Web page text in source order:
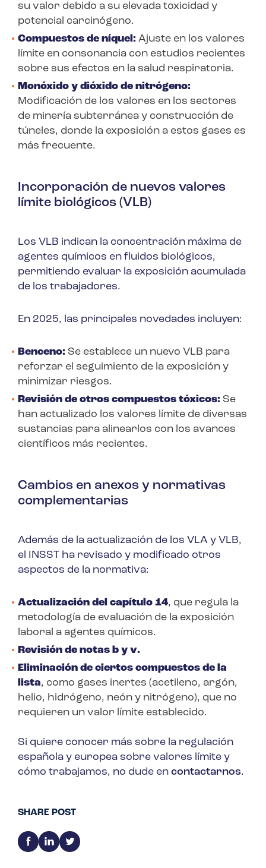
su valor debido a su elevada toxicidad y
potencial carcinógeno.
Compuestos de níquel: Ajuste en los valores
límite en consonancia con estudios recientes
sobre sus efectos en la salud respiratoria.
Monóxido y dióxido de nitrógeno:
Modificación de los valores en los sectores
de minería subterránea y construcción de
túneles, donde la exposición a estos gases es
más frecuente.
Incorporación de nuevos valores
límite biológicos (VLB)
Los VLB indican la concentración máxima de
agentes químicos en fluidos biológicos,
permitiendo evaluar la exposición acumulada
de los trabajadores.
En 2025, las principales novedades incluyen:
Benceno: Se establece un nuevo VLB para
reforzar el seguimiento de la exposición y
minimizar riesgos.
Revisión de otros compuestos tóxicos: Se
han actualizado los valores límite de diversas
sustancias para alinearlos con los avances
científicos más recientes.
Cambios en anexos y normativas
complementarias
Además de la actualización de los VLA y VLB,
el INSST ha revisado y modificado otros
aspectos de la normativa:
Actualización del capítulo 14, que regula la
metodología de evaluación de la exposición
laboral a agentes químicos.
Revisión de notas b y v.
Eliminación de ciertos compuestos de la
lista, como gases inertes (acetileno, argón,
helio, hidrógeno, neón y nitrógeno), que no
requieren un valor límite establecido.
Si quiere conocer más sobre la regulación
española y europea sobre valores límite y
cómo trabajamos, no dude en contactarnos.
SHARE POST